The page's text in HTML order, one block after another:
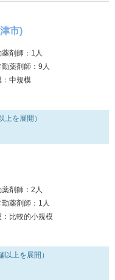
市)
剤師：1人
薬剤師：9人
：中規模
上を展開）
剤師：2人
薬剤師：1人
：比較的小規模
以上を展開）